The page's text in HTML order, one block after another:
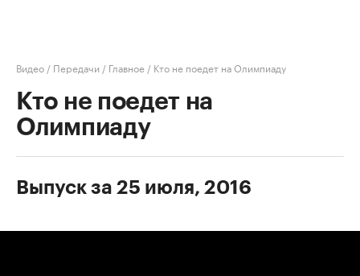
Видео / Передачи / Главное / Кто не поедет на Олимпиаду
Кто не поедет на
Олимпиаду
Выпуск за 25 июля, 2016